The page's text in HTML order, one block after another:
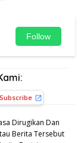
Follow
Subscribe
Dirugikan Dan
Berita Tersebut